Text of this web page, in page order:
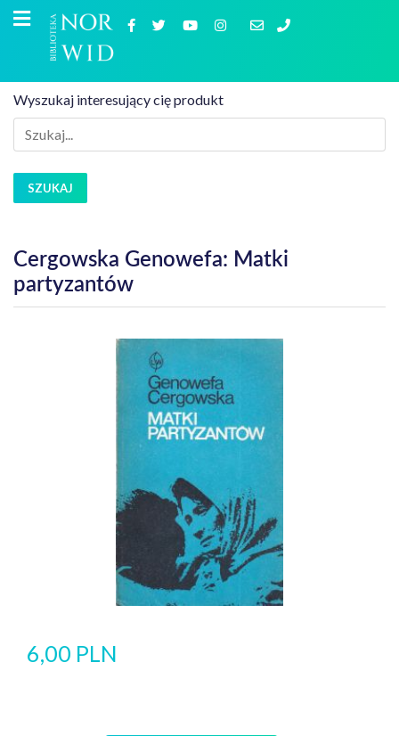
Wyszukaj interesujący cię produkt
SZUKAJ
Cergowska Genowefa: Matki
partyzantów
6,00 PLN